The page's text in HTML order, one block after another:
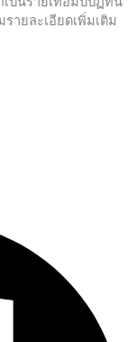
ายละเอียดเพิ่มเติม